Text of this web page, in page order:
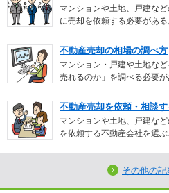
マンションや土地、戸建な
に売却を依頼する必要がある
不動産売却の相場の調べ方
マンション・戸建や土地な
売れるのか」を調べる必要が
不動産売却を依頼・相談
マンションや土地、戸建な
を依頼する不動産会社を選
その他の